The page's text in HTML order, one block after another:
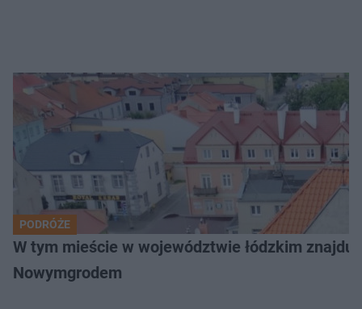
PODRÓŻE
W tym mieście w województwie łódzkim
Nowymgrodem